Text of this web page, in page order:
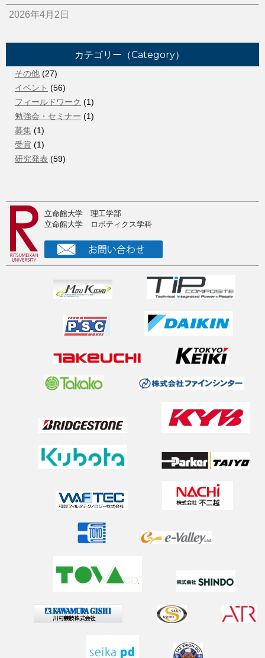
2026年4月2日
ご卒業おめでとうございます！
所属院生のベンチャー企業がアワード受賞
2025年12月8日
2025年秋季フルードパワーシステム講演会＠徳島で研究発
表
2025年10月5日
2025年10月4日
2025夏の中間発表
2025年9月7日
RSJ2025@東京で研究発表
注目！ドクター募集（奨学金付き）
Visited IIT Dynamic Legged Systems Lab
Visited DLR biped humanoid
Sabbatical at Munich
新油圧回路の最適制御に関する論文がTMECHに採択！AIM
2025年7月2日
（学外研究）韓国のロボット研究室との交流
2025 Spring Conference on Drive and Controlで研究発表
新年度のメンバー更新
卒業おめでとうございます！
2025年2月24日
2025年1月20日
カテゴリー（Category）
その他 (27)
イベント (56)
フィールドワーク (1)
勉強会・セミナー (1)
募集 (1)
受賞 (1)
研究発表 (59)
立命館大学 理工学部
立命館大学 ロボティクス学科